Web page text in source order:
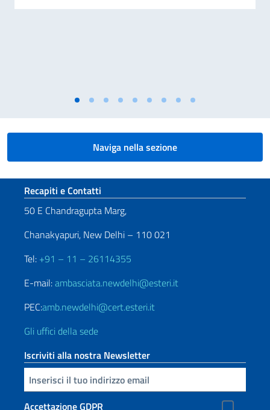
Naviga nella sezione
Sezione footer
Recapiti e Contatti
50 E Chandragupta Marg,
Chanakyapuri, New Delhi – 110 021
Tel: +91 – 11 – 26114355
E-mail:ambasciata.newdelhi@esteri.it
PEC:amb.newdelhi@cert.esteri.it
Gli uffici della sede
Iscriviti alla nostra Newsletter
Inserisci la tua email
Accettazione GDPR